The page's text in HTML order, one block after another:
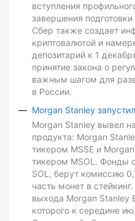
вступления
завершения
Сбер также создает
криптовалютой и
депозитарий к 1
принятие закона о
важным шагом для
в России.
Morgan Stanley
Morgan Stanley вывел
продукта: Morgan
тикером MSSE и
тикером MSOL. Фонды
SOL, берут комиссию
часть монет в
выхода Morgan Stanley
которого к середине